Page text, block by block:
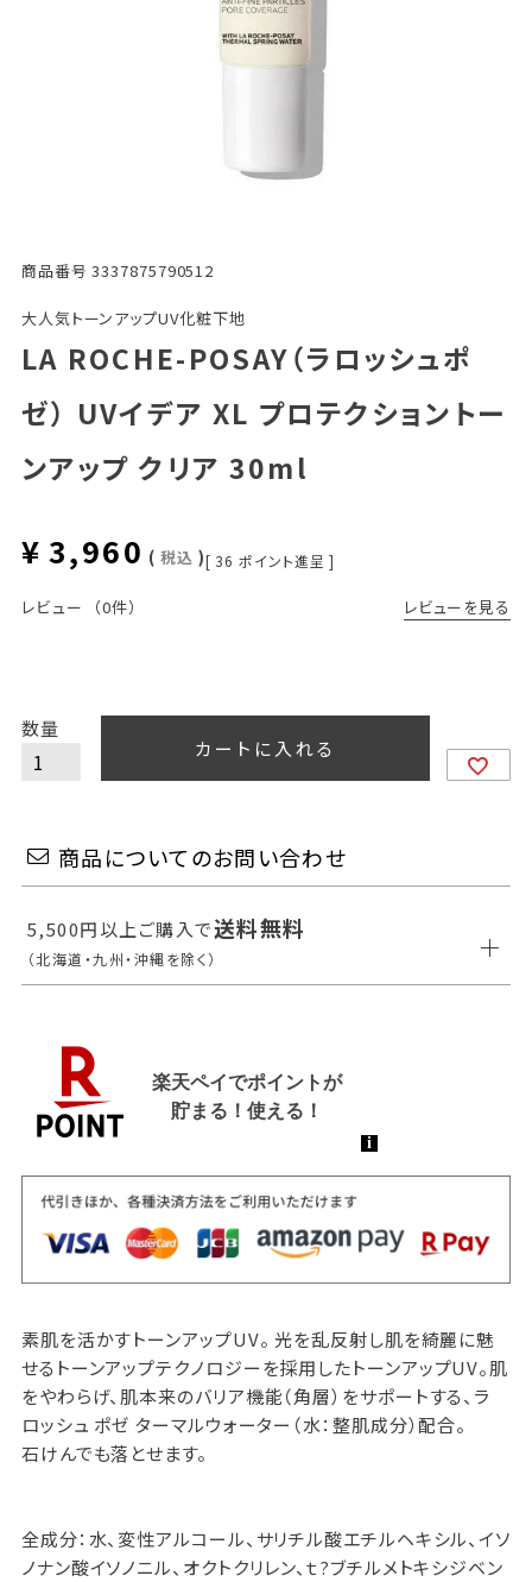
商品番号 3337875790512
大人気トーンアップUV化粧下地
LA ROCHE-POSAY（ラロッシュポ
ゼ） UVイデア XL プロテクショントー
ンアップ クリア 30ml
¥ 3,960 税込 [ 36 ポイント進呈 ]
レビュー （0件） レビューを見る
カートに入れる
商品についてのお問い合わせ
5,500円以上ご購入で送料無料
（北海道・九州・沖縄を除く）
素肌を活かすトーンアップUV。 光を乱反射し肌を綺麗に魅
せるトーンアップテクノロジーを採用したトーンアップUV。肌
をやわらげ、肌本来のバリア機能（角層）をサポートする、ラ
ロッシュ ポゼ ターマルウォーター（水：整肌成分）配合。
石けんでも落とせます。
全成分：水、変性アルコール、サリチル酸エチルヘキシル、イソ
ノナン酸イソノニル、オクトクリレン、ｔ?ブチルメトキシジベン